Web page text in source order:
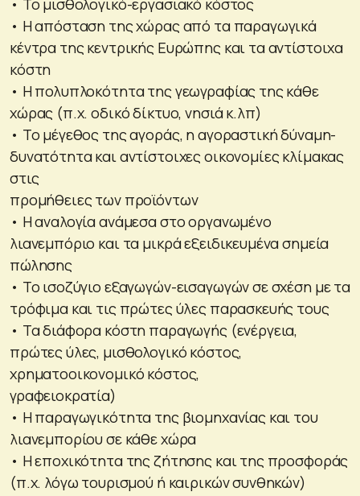
• Το μισθολογικό-εργασιακό κόστος
• Η απόσταση της χώρας από τα παραγωγικά
κέντρα της κεντρικής Ευρώπης και τα αντίστοιχα
κόστη
• Η πολυπλοκότητα της γεωγραφίας της κάθε
χώρας (π.χ. οδικό δίκτυο, νησιά κ.λπ)
• Το μέγεθος της αγοράς, η αγοραστική δύναμη-
δυνατότητα και αντίστοιχες οικονομίες κλίμακας
στις
προμήθειες των προϊόντων
• Η αναλογία ανάμεσα στο οργανωμένο
λιανεμπόριο και τα μικρά εξειδικευμένα σημεία
πώλησης
• Το ισοζύγιο εξαγωγών-εισαγωγών σε σχέση με τα
τρόφιμα και τις πρώτες ύλες παρασκευής τους
• Τα διάφορα κόστη παραγωγής (ενέργεια,
πρώτες ύλες, μισθολογικό κόστος,
χρηματοοικονομικό κόστος,
γραφειοκρατία)
• Η παραγωγικότητα της βιομηχανίας και του
λιανεμπορίου σε κάθε χώρα
• Η εποχικότητα της ζήτησης και της προσφοράς
(π.χ. λόγω τουρισμού ή καιρικών συνθηκών)